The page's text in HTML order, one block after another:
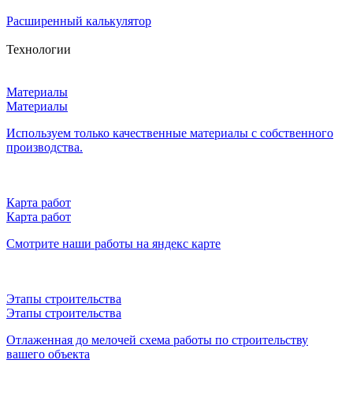
Расширенный калькулятор
Технологии
Материалы
Материалы
Используем только качественные материалы с собственного
производства.
Карта работ
Карта работ
Смотрите наши работы на яндекс карте
Этапы строительства
Этапы строительства
Отлаженная до мелочей схема работы по строительству
вашего объекта